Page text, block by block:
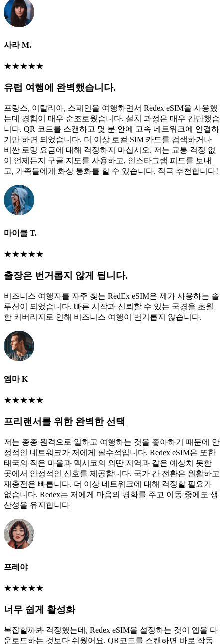
사라 M.
★★★★★
유럽 여행에 완벽했습니다.
프랑스, 이탈리아, 스페인을 여행하면서 Redex eSIM을 사용했
는데 경험이 매우 순조로웠습니다. 설치 과정은 매우 간단했습
니다. QR 코드를 스캔하고 몇 분 안에 고속 네트워크에 연결하
기만 하면 되었습니다. 더 이상 로컬 SIM 카드를 검색하거나
비싼 로밍 요금에 대해 걱정하지 마십시오. 저는 교통 걱정 없
이 언제든지 구글 지도를 사용하고, 인스타그램 피드를 보내
고, 가족들에게 화상 통화를 할 수 있습니다. 적극 추천합니다!
마이클 T.
★★★★★
출장은 번거롭지 않게 됩니다.
비즈니스 여행자를 자주 찾는 RedEx eSIM은 제가 사용하는 솔
루션이 되었습니다. 빠른 시작과 신뢰할 수 있는 국경을 초월
한 커버리지로 인해 비즈니스 여행이 번거롭지 않습니다.
엠마 K
★★★★★
프리랜서를 위한 완벽한 선택
저는 종종 원격으로 일하고 여행하는 것을 좋아하기 때문에 안
정적인 네트워크가 저에게 필수적입니다. Redex eSIM은 또한
태국의 작은 마을과 멕시코의 외딴 지역과 같은 예상치 못한
곳에서 안정적인 신호를 제공합니다. 국가 간 전환은 원활하고
재충전은 빠릅니다. 더 이상 네트워크에 대해 걱정할 필요가
없습니다. Redex는 저에게 마음의 평화를 주고 이동 중에도 생
산성을 유지합니다
프레야
★★★★★
너무 쉽게 활성화
복잡할까봐 걱정했는데, Redex eSIM을 설정하는 것이 앱을 다
운로드하는 것보다 쉬웠어요. QR코드를 스캔하면 바로 작동